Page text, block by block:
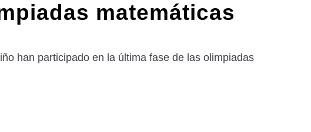
matemáticas
han participado en la última fase de las olimpiadas